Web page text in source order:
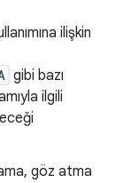
ilişkin
gibi bazı
ilgili
göz atma